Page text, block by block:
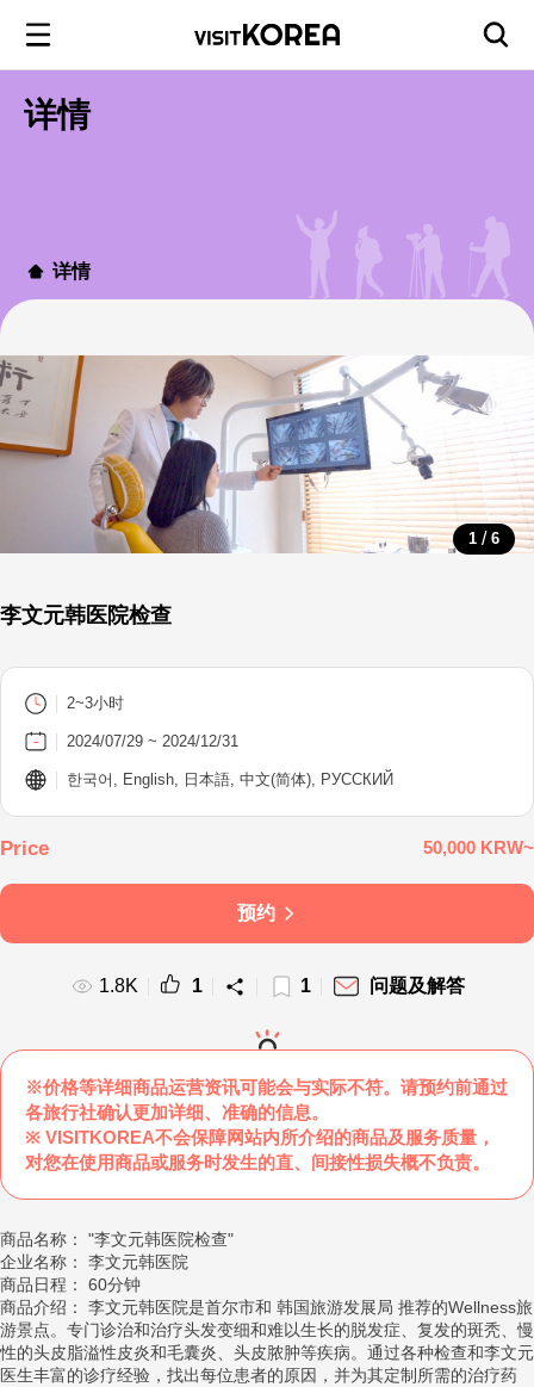
详情
详情
1 / 6
李文元韩医院检查
50,000 KRW~
2~3小时
2024/07/29 ~ 2024/12/31
한국어, English, 日本語, 中文(简体), PУССКИЙ
预约
1.8K 1 1 问题及解答
※价格等详细商品运营资讯可能会与实际不符。请预约前通过
各旅行社确认更加详细、准确的信息。
※ VISITKOREA不会保障网站内所介绍的商品及服务质量，
对您在使用商品或服务时发生的直、间接性损失概不负责。
商品名称： "李文元韩医院检查"
企业名称： 李文元韩医院
商品日程： 60分钟
商品介绍： 李文元韩医院是首尔市和 韩国旅游发展局 推荐的Wellness旅
游景点。专门诊治和治疗头发变细和难以生长的脱发症、复发的斑秃、慢
性的头皮脂溢性皮炎和毛囊炎、头皮脓肿等疾病。通过各种检查和李文元
医生丰富的诊疗经验，找出每位患者的原因，并为其定制所需的治疗药